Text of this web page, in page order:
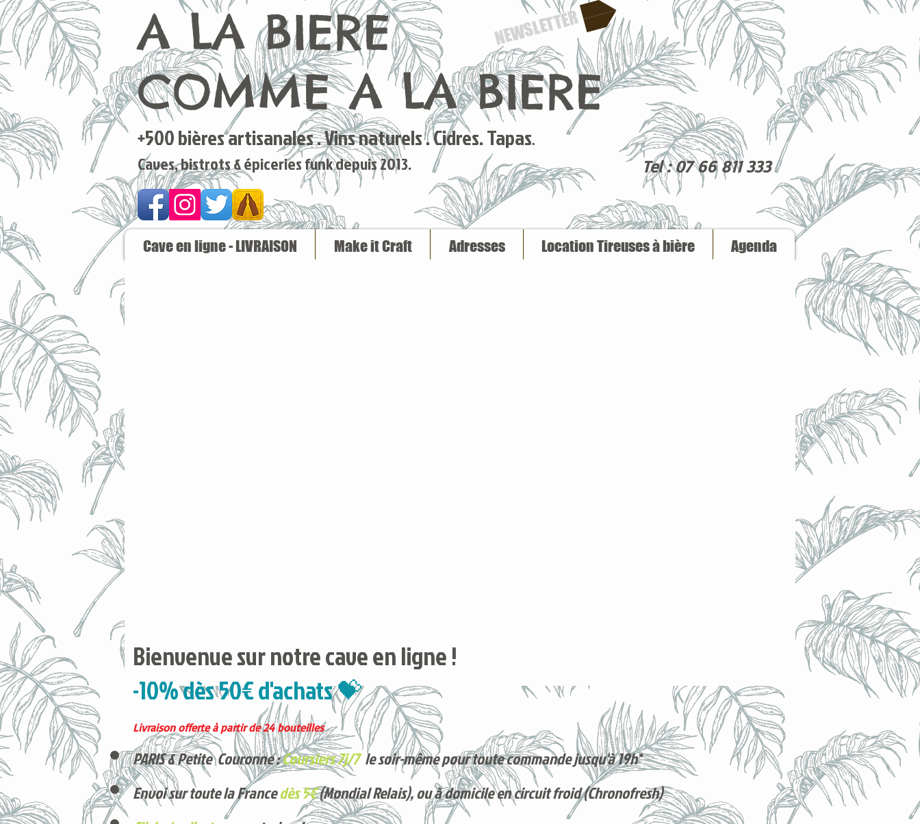
+500 bières artisanales . Vins naturels . Cidres. Tapas.
Caves, bistrots & épiceries funk depuis 2013.
A LA BIERE
COMME A LA BIERE
NEWSLETTER
Tel : 07 66 811 333
Cave en ligne - LIVRAISON Make it Craft Adresses Location Tireuses à bière Agenda
Bienvenue sur notre cave en ligne !
-10% dès 50€ d'achats 💝
Livraison offerte à partir de 24 bouteilles
PARIS & Petite Couronne :Coursiers 7j/7le soir-même pour toute commande jusqu'à 19h*
Envoi sur toute la Francedès 5€(Mondial Relais), ou à domicile en circuit froid (Chronofresh)